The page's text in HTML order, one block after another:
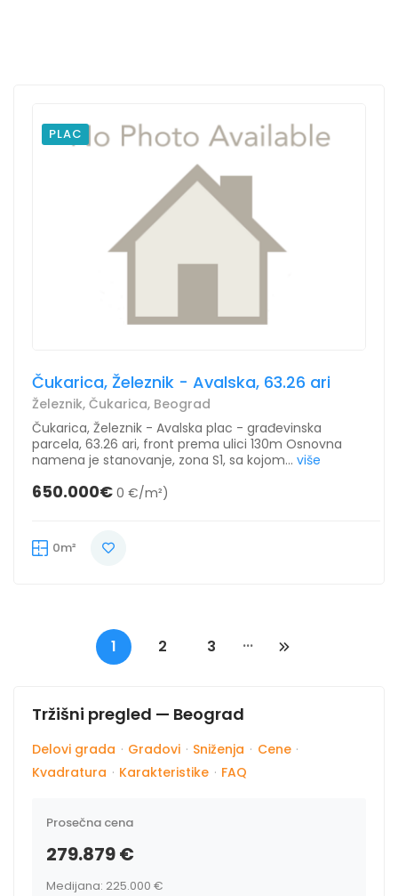
PLAC
Čukarica, Železnik - Avalska, 63.26 ari
Železnik, Čukarica, Beograd
Čukarica, Železnik - Avalska plac - građevinska
parcela, 63.26 ari, front prema ulici 130m Osnovna
namena je stanovanje, zona S1, sa kojom... više
650.000€ 0 €/m²)
0m²
1 2 3 ...
Tržišni pregled — Beograd
Delovi grada · Gradovi · Sniženja · Cene ·
Kvadratura · Karakteristike · FAQ
Prosečna cena
279.879 €
Medijana: 225.000 €